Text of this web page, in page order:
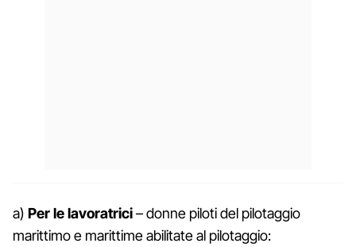
a) Per le lavoratrici– donne piloti del pilotaggio
marittimo e marittime abilitate al pilotaggio: